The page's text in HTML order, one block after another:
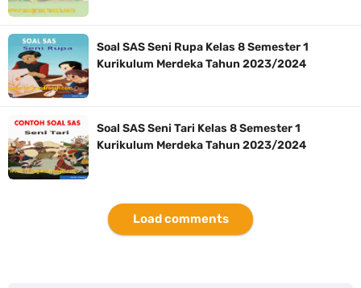
Soal SAS Seni Rupa Kelas 8 Semester 1
Kurikulum Merdeka Tahun 2023/2024
Soal SAS Seni Tari Kelas 8 Semester 1
Kurikulum Merdeka Tahun 2023/2024
Load comments